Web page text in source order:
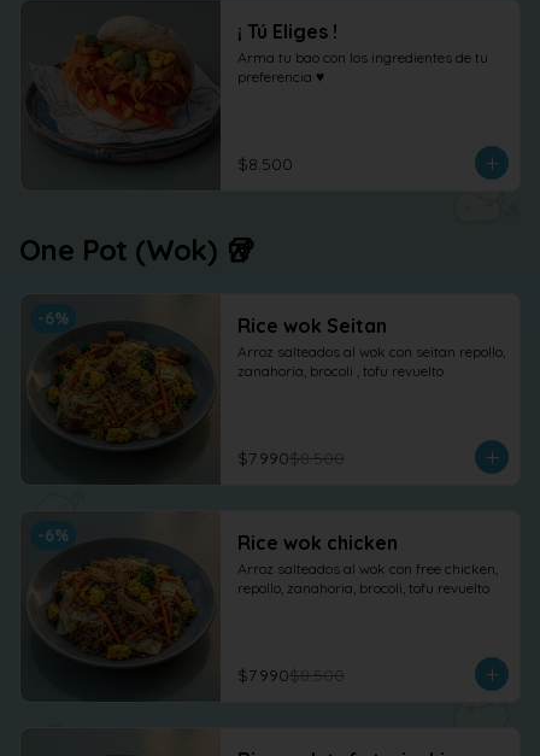
¡ Tú Eliges !
Arma tu bao con los ingredientes de tu
preferencia ♥
$8.500
One Pot (Wok) 🥡
-6% Rice wok Seitan
Arroz salteados al wok con seitan repollo,
zanahoria, brocoli , tofu revuelto
$7.990$8.500
-6% Rice wok chicken
Arroz salteados al wok con free chicken,
repollo, zanahoria, brocoli, tofu revuelto
$7.990$8.500